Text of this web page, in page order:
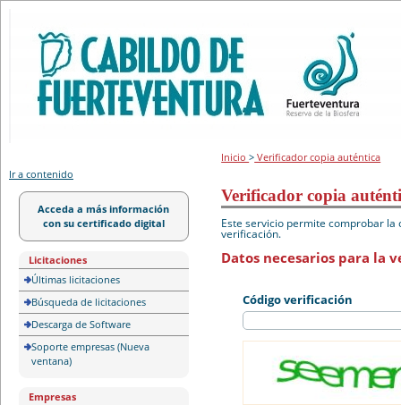
Ir a contenido
Acceda a más información
con su certificado digital
Licitaciones
Últimas licitaciones
Búsqueda de licitaciones
Descarga de Software
Soporte empresas (Nueva
ventana)
Empresas
Inicio> Verificador copia auténtica
Verificador copia
Este servicio permite comprobar
verificación.
Datos necesarios para la
Código verificación